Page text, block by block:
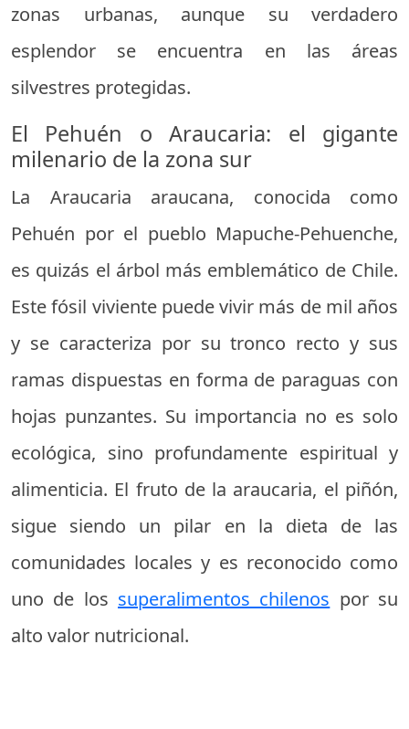
zonas urbanas, aunque su verdadero
esplendor se encuentra en las áreas
silvestres protegidas.
El Pehuén o Araucaria: el gigante
milenario de la zona sur
La Araucaria araucana, conocida como
Pehuén por el pueblo Mapuche-Pehuenche,
es quizás el árbol más emblemático de Chile.
Este fósil viviente puede vivir más de mil años
y se caracteriza por su tronco recto y sus
ramas dispuestas en forma de paraguas con
hojas punzantes. Su importancia no es solo
ecológica, sino profundamente espiritual y
alimenticia. El fruto de la araucaria, el piñón,
sigue siendo un pilar en la dieta de las
comunidades locales y es reconocido como
uno de los superalimentos chilenos por su
alto valor nutricional.